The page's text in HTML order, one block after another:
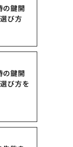
の鍵開
び方
の鍵開
び方を